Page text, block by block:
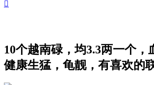

10个越南碌，均3.3两一个，
健康生猛，龟靓，有喜欢的